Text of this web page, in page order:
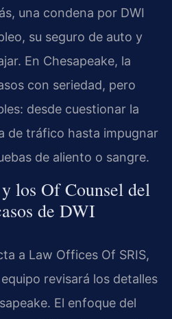
una condena por DWI
su seguro de auto y
En Chesapeake, la
con seriedad, pero
desde cuestionar la
de tráfico hasta impugnar
de aliento o sangre.
los Of Counsel del
de DWI
a Law Offices Of SRIS,
revisará los detalles
El enfoque del